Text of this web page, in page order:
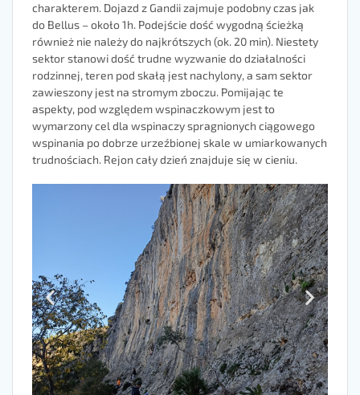
charakterem. Dojazd z Gandii zajmuje podobny czas jak
do Bellus – około 1h. Podejście dość wygodną ścieżką
również nie należy do najkrótszych (ok. 20 min). Niestety
sektor stanowi dość trudne wyzwanie do działalności
rodzinnej, teren pod skałą jest nachylony, a sam sektor
zawieszony jest na stromym zboczu. Pomijając te
aspekty, pod względem wspinaczkowym jest to
wymarzony cel dla wspinaczy spragnionych ciągowego
wspinania po dobrze urzeźbionej skale w umiarkowanych
trudnościach. Rejon cały dzień znajduje się w cieniu.